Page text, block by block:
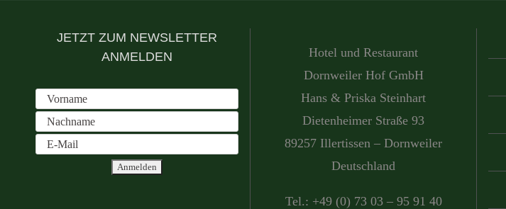
JETZT ZUM NEWSLETTER
ANMELDEN
Hotel und Restaurant
Dornweiler Hof GmbH
Hans & Priska Steinhart
Dietenheimer Straße 93
89257 Illertissen – Dornweiler
Deutschland
Tel.: +49 (0) 73 03 – 95 91 40